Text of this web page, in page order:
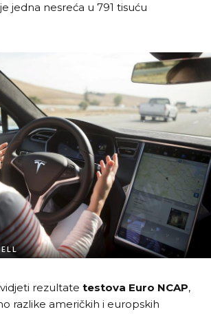
jedna nesreća u 791 tisuću
rezultate testova Euro NCAP,
razlike američkih i europskih